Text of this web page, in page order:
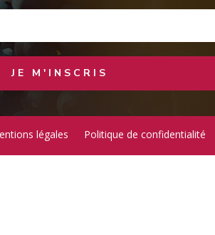
JE M'INSCRIS
légales Politique de confidentialité